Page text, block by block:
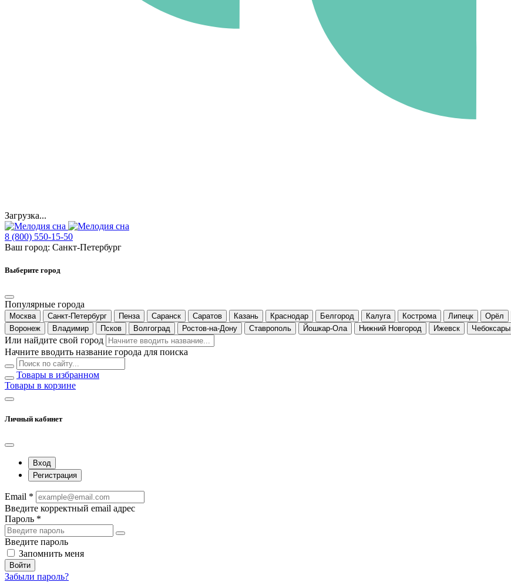
Загрузка...
8 (800) 550-15-50
Ваш город: Санкт-Петербург
Выберите город
Популярные города
Москва Санкт-Петербург Пенза Саранск Саратов Казань Краснодар Белгород Калуга Кострома Липецк Орёл
Воронеж
Владимир Псков Волгоград Ростов-на-Дону Ставрополь Йошкар-Ола Нижний Новгород Ижевск Чебоксары
Или найдите свой город
Начните вводить название города для поиска
Товары в избранном
Товары в корзине
Личный кабинет
Вход
Регистрация
Email *
Введите корректный email адрес
Пароль *
Введите пароль
Запомнить меня
Войти
Забыли пароль?